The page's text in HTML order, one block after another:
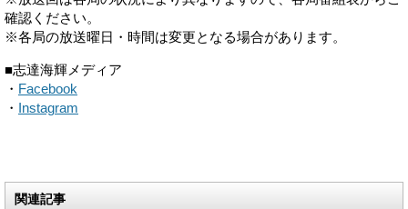
確認ください。
※各局の放送曜日・時間は変更となる場合があります。
■志達海輝メディア
・ Facebook
・
Instagram
関連記事